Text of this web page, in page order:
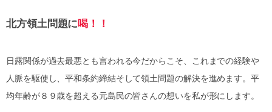
北方領土問題に喝！！
日露関係が過去最悪とも言われる今だからこそ、これまでの経験や
人脈を駆使し、平和条約締結そして領土問題の解決を進めます。平
均年齢が８９歳を超える元島民の皆さんの想いを私が形にします。